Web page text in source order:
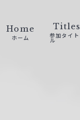
Home
ホーム
Titles
参加タイト
ル